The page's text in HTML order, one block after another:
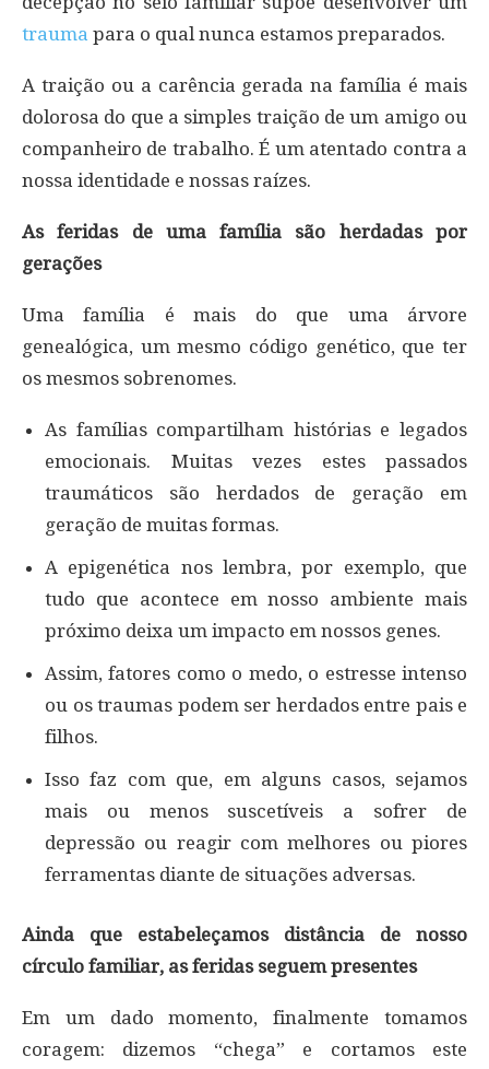
trauma para o qual nunca estamos preparados.
A traição ou a carência gerada na família é mais
dolorosa do que a simples traição de um amigo ou
companheiro de trabalho. É um atentado contra a
nossa identidade e nossas raízes.
As feridas de uma família são herdadas por
gerações
Uma família é mais do que uma árvore
genealógica, um mesmo código genético, que ter
os mesmos sobrenomes.
As famílias compartilham histórias e legados
emocionais. Muitas vezes estes passados
traumáticos são herdados de geração em
geração de muitas formas.
A epigenética nos lembra, por exemplo, que
tudo que acontece em nosso ambiente mais
próximo deixa um impacto em nossos genes.
Assim, fatores como o medo, o estresse intenso
ou os traumas podem ser herdados entre pais e
filhos.
Isso faz com que, em alguns casos, sejamos
mais ou menos suscetíveis a sofrer de
depressão ou reagir com melhores ou piores
ferramentas diante de situações adversas.
Ainda que estabeleçamos distância de nosso
círculo familiar, as feridas seguem presentes
Em um dado momento, finalmente tomamos
coragem: dizemos “chega” e cortamos este